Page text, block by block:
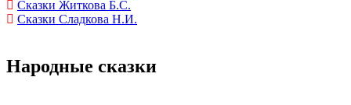
Сказки Житкова Б.С.
Сказки Сладкова Н.И.
Народные сказки